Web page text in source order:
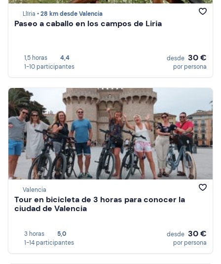
Llíria •28 km desde Valencia
Paseo a caballo en los campos de Liria
1,5 horas
4,4
1-10 participantes
desde 30 €
por persona
Valencia
Tour en bicicleta de 3 horas para conocer la
ciudad de Valencia
3 horas
5,0
1-14 participantes
desde 30 €
por persona